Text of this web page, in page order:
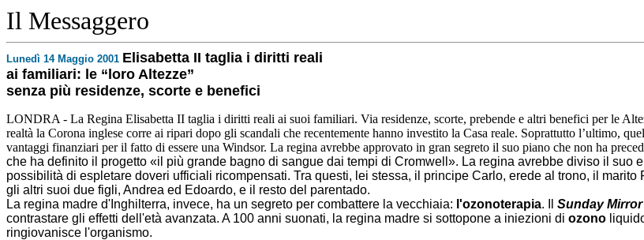
Il Messaggero
Lunedì 14 Maggio 2001 Elisabetta II taglia i diritti reali
ai familiari: le “loro Altezze”
senza più residenze, scorte e benefici
LONDRA - La Regina Elisabetta II taglia i diritti reali ai suoi familiari. Via residenze, scorte, prebende e altri benefici per le
realtà la Corona inglese corre ai ripari dopo gli scandali che recentemente hanno investito la Casa reale. Soprattutto l’ultimo,
vantaggi finanziari per il fatto di essere una Windsor. La regina avrebbe approvato in gran segreto il suo piano che non ha
che ha definito il progetto «il più grande bagno di sangue dai tempi di Cromwell». La regina avrebbe diviso il suo
possibilità di espletare doveri ufficiali ricompensati. Tra questi, lei stessa, il principe Carlo, erede al trono, il
gli altri suoi due figli, Andrea ed Edoardo, e il resto del parentado.
La regina madre d'Inghilterra, invece, ha un segreto per combattere la vecchiaia: l'ozonoterapia. Il Sunday Mirror
contrastare gli effetti dell'età avanzata. A 100 anni suonati, la regina madre si sottopone a iniezioni di ozono
ringiovanisce l'organismo.